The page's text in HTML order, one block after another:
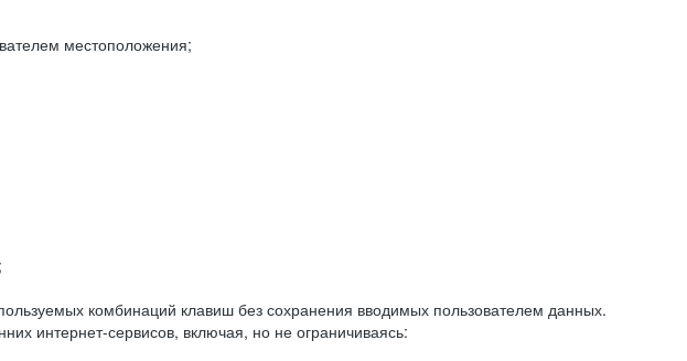
местоположения;
комбинаций клавиш без сохранения вводимых пользователем данных.
интернет-сервисов, включая, но не ограничиваясь: